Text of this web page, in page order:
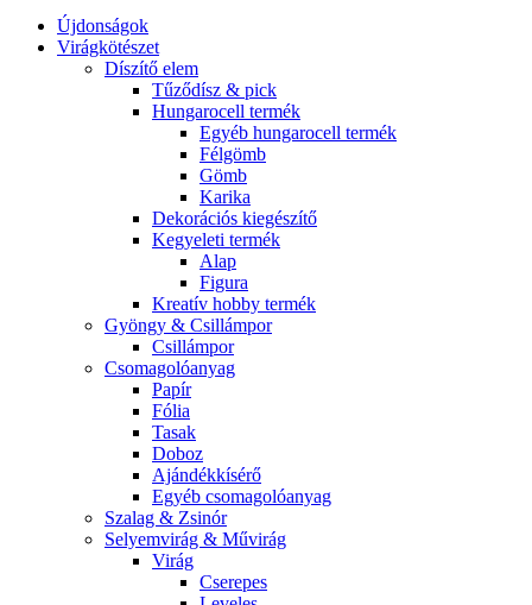
Újdonságok
Virágkötészet
Díszítő elem
Tűződísz & pick
Hungarocell termék
Egyéb hungarocell termék
Félgömb
Gömb
Karika
Dekorációs kiegészítő
Kegyeleti termék
Alap
Figura
Kreatív hobby termék
Gyöngy & Csillámpor
Csillámpor
Csomagolóanyag
Papír
Fólia
Tasak
Doboz
Ajándékkísérő
Egyéb csomagolóanyag
Szalag & Zsinór
Selyemvirág & Művirág
Virág
Cserepes